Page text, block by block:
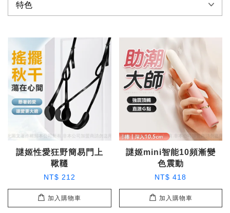
謎姬性愛狂野簡易門上
鞦韆
NT$ 212
加入購物車
謎姬mini智能10頻漸變
色震動
NT$ 418
加入購物車